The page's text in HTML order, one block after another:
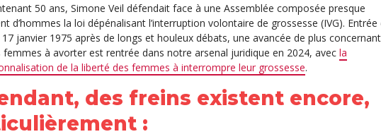
50 ans, Simone Veil défendait face à une Assemblée composée presque
d’hommes la loi dépénalisant l’interruption volontaire de grossesse (IVG). Entrée
janvier 1975 après de longs et houleux débats, une avancée de plus
femmes à avorter est rentrée dans notre arsenal juridique en 2024, avecla
de la liberté des femmes à interrompre leur grossesse.
des freins existent encore,
: